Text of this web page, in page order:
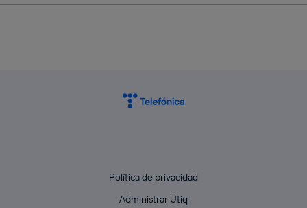
Política de privacidad
Administrar Utiq